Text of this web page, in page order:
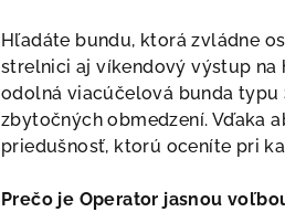
Hľadáte bundu, ktorá zvládne
strelnici aj víkendový výstup na
odolná viacúčelová bunda typu
zbytočných obmedzení. Vďaka
priedušnosť, ktorú oceníte pri
Prečo je Operator jasnou